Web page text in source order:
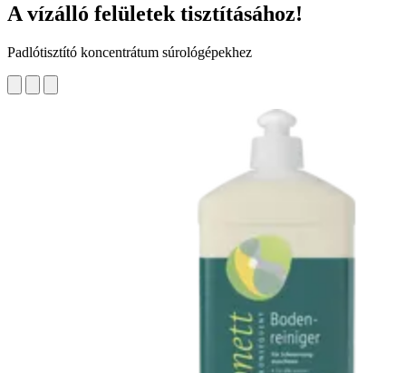
A vízálló felületek tisztításához!
Padlótisztító koncentrátum súrológépekhez